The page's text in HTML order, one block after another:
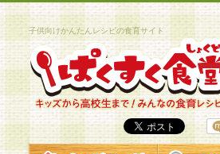
子供向けかんたんレシピの食育サイト